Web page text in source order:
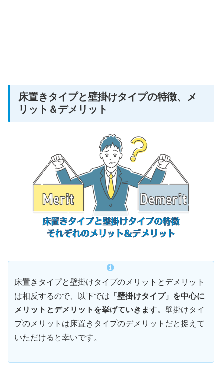
床置きタイプと壁掛けタイプの特徴、メ
リット＆デメリット
床置きタイプと壁掛けタイプのメリットとデメリット
は相反するので、以下では 「壁掛けタイプ」を中心に
メリットとデメリットを挙げていきます。壁掛けタイ
プのメリットは床置きタイプのデメリットだと捉えて
いただけると幸いです。